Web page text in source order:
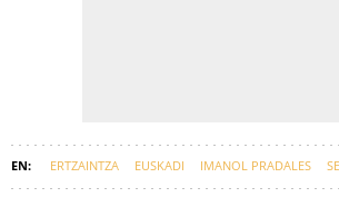
ERTZAINTZA EUSKADI IMANOL PRADALES